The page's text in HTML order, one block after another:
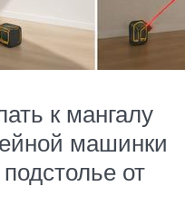
к мангалу
машинки
от